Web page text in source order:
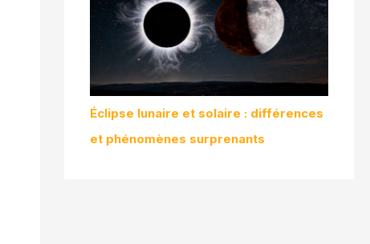
Éclipse lunaire et solaire : différences
et phénomènes surprenants